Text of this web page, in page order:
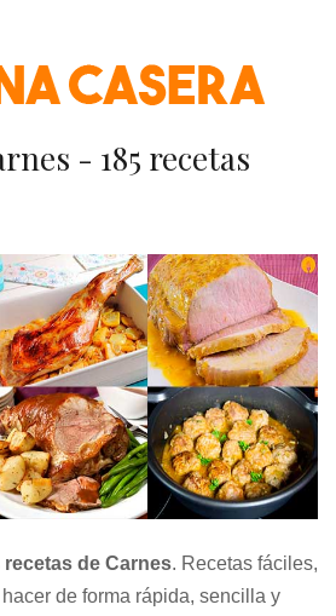
- 185 recetas
recetas de Carnes. Recetas fáciles,
de forma rápida, sencilla y